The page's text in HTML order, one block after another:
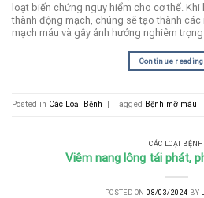
loạt biến chứng nguy hiểm cho cơ thể.
thành động mạch, chúng sẽ tạo thành
mạch máu và gây ảnh hưởng nghiêm
Continue reading
Posted in Các Loại Bệnh | Tagged Bệnh mỡ máu
CÁC LOẠI BỆNH
Viêm nang lông tái phát,
POSTED ON08/03/2024 BY